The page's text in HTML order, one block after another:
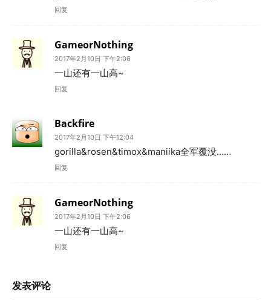
回复
GameorNothing
2017年2月10日 下午2:06
一山还有一山高~
回复
Backfire
2017年2月10日 下午12:04
gorilla&rosen&timox&maniika全军覆没……
回复
GameorNothing
2017年2月10日 下午2:06
一山还有一山高~
回复
发表评论